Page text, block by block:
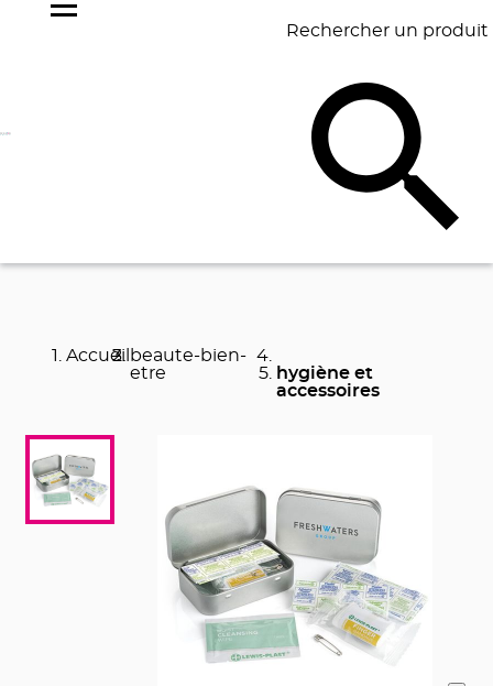
Rechercher un produit
BAGAGERIE BUREAU
Accueil beaute-bien-
etre
hygiène et
accessoires